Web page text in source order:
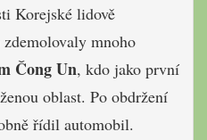
Korejské lidově
mnoho
Čong Un, kdo jako první
oblast. Po obdržení
řídil automobil.